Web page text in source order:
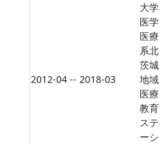
2012-04 -- 2018-03
大学
医学
医療
系北
茨城
地域
医療
教育
ステ
ーシ